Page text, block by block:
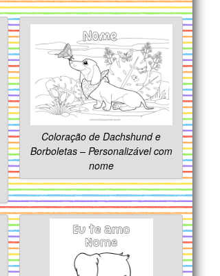
Coloração de Dachshund e
Borboletas – Personalizável com
nome